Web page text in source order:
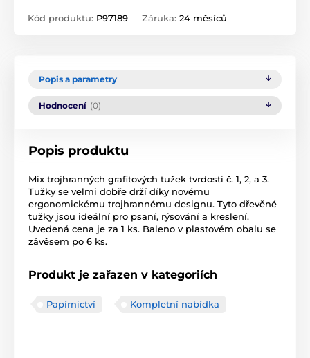
Kód produktu: P97189 Záruka: 24 měsíců
Popis a parametry
Hodnocení (0)
Popis produktu
Mix trojhranných grafitových tužek tvrdosti č. 1, 2, a 3.
Tužky se velmi dobře drží díky novému
ergonomickému trojhrannému designu. Tyto dřevěné
tužky jsou ideální pro psaní, rýsování a kreslení.
Uvedená cena je za 1 ks. Baleno v plastovém obalu se
závěsem po 6 ks.
Produkt je zařazen v kategoriích
Papírnictví Kompletní nabídka